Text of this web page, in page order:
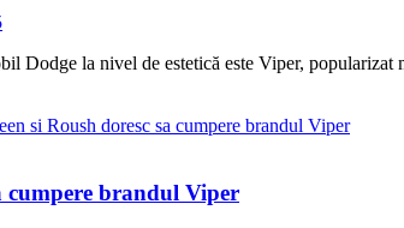
Dodge la nivel de estetică este Viper, popularizat
cumpere brandul Viper